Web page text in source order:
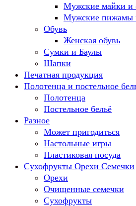
Мужские майки и
Мужские пижамы
Обувь
Женская обувь
Сумки и Баулы
Шапки
Печатная продукция
Полотенца и постельное
Полотенца
Постельное бельё
Разное
Может пригодиться
Настольные игры
Пластиковая посуда
Сухофрукты Орехи Семечки
Орехи
Очищенные семечки
Сухофрукты